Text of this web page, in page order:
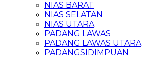
NIAS BARAT
NIAS SELATAN
NIAS UTARA
PADANG LAWAS
PADANG LAWAS UTARA
PADANGSIDIMPUAN